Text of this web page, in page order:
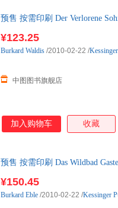
预售 按需印刷 Der Verlorene
¥123.25
中图图书旗舰店
Burkard Waldis /2010-02-22 /
加入购物车 收藏
预售 按需印刷 Das Wildbad
¥150.45
Burkard Eble /2010-02-22 /Kessinger